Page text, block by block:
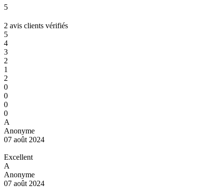
5
2 avis clients vérifiés
5
4
3
2
1
2
0
0
0
0
A
Anonyme
07 août 2024
Excellent
A
Anonyme
07 août 2024